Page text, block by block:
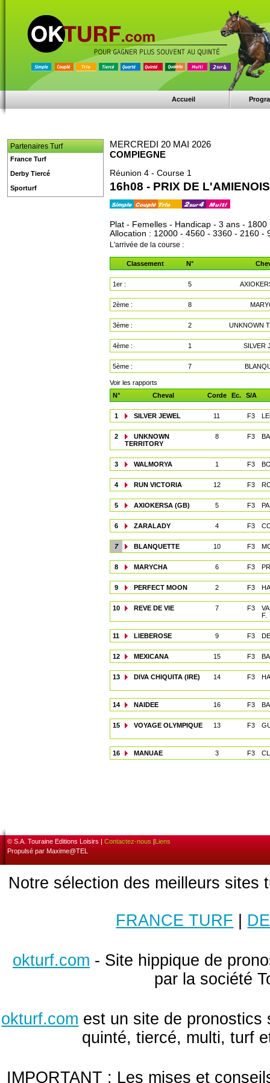
Accueil
MERCREDI 20 MAI 2026
COMPIEGNE
Réunion 4 - Course 1
16h08 - PRIX DE L'AMIENOIS
Plat - Femelles - Handicap - 3 ans -
Allocation : 12000 - 4560 - 3360 - 2160 -
L'arrivée de la course :
Classement N°
1er : 5
2ème : 8
3ème : 2 UNKNOWN
4ème : 1 SILVER
5ème : 7
Voir les rapports
N°
Cheval Corde Ec. S/A
1 SILVER JEWEL 11 F3
2
UNKNOWN
TERRITORY
8 F3
3 WALMORYA 1 F3
4 RUN VICTORIA 12 F3
5 AXIOKERSA (GB) 5 F3
6 ZARALADY 4 F3
7 BLANQUETTE 10 F3
8 MARYCHA 6 F3
9 PERFECT MOON 2 F3
10 REVE DE VIE 7 F3
F.
11 LIEBEROSE 9 F3
12 MEXICANA 15 F3
13 DIVA CHIQUITA (IRE) 14 F3
14 NAIDEE 16 F3
15 VOYAGE OLYMPIQUE 13 F3
16 MANUAE 3 F3
Partenaires Turf
France Turf
Derby Tiercé
Sporturf
© S.A. Touraine Editions Loisirs | Contactez-nous |Liens
Propulsé par Maxime@TEL
Notre sélection des meilleurs sites
FRANCE TURF
okturf.com - Site hippique de
par la société
okturf.com est un site de pronostics
quinté, tiercé, multi, turf
IMPORTANT : Les mises et